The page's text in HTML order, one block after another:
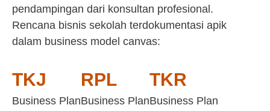
pendampingan dari konsultan profesional.
Rencana bisnis sekolah terdokumentasi apik
dalam business model canvas:
TKJ
Business Plan
RPL
Business Plan
TKR
Business Plan